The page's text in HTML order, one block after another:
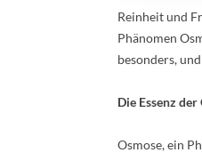
Reinheit und
Phänomen
besonders,
Die Essenz
Osmose, ein